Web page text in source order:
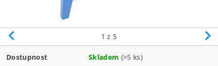
1 z 5
Dostupnost Skladem (>5 ks)